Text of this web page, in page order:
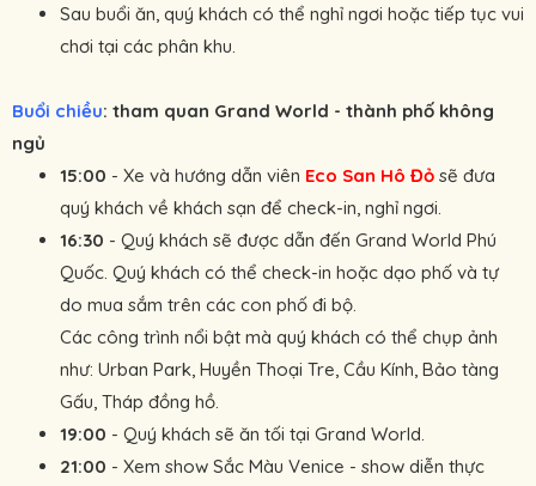
Sau buổi ăn, quý khách có thể nghỉ ngơi hoặc tiếp tục vui
chơi tại các phân khu.
Buổi chiều: tham quan Grand World - thành phố không
ngủ
15:00 - Xe và hướng dẫn viên Eco San Hô Đỏ sẽ đưa
quý khách về khách sạn để check-in, nghỉ ngơi.
16:30 - Quý khách sẽ được dẫn đến Grand World Phú
Quốc. Quý khách có thể check-in hoặc dạo phố và tự
do mua sắm trên các con phố đi bộ.
Các công trình nổi bật mà quý khách có thể chụp ảnh
như: Urban Park, Huyền Thoại Tre, Cầu Kính, Bảo tàng
Gấu, Tháp đồng hồ.
19:00 - Quý khách sẽ ăn tối tại Grand World.
21:00 - Xem show Sắc Màu Venice - show diễn thực